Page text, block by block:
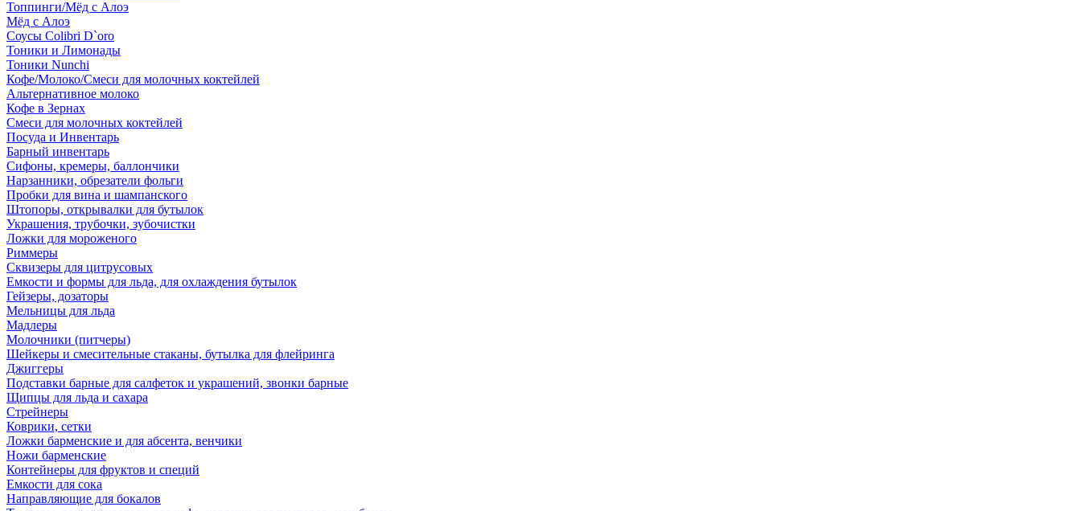
Топпинги/Мёд с Алоэ
Мёд с Алоэ
Соусы Colibri D`oro
Тоники и Лимонады
Тоники Nunchi
Кофе/Молоко/Смеси для молочных коктейлей
Альтернативное молоко
Кофе в Зернах
Смеси для молочных коктейлей
Посуда и Инвентарь
Барный инвентарь
Сифоны, кремеры, баллончики
Нарзанники, обрезатели фольги
Пробки для вина и шампанского
Штопоры, открывалки для бутылок
Украшения, трубочки, зубочистки
Ложки для мороженого
Риммеры
Сквизеры для цитрусовых
Емкости и формы для льда, для охлаждения бутылок
Гейзеры, дозаторы
Мельницы для льда
Мадлеры
Молочники (питчеры)
Шейкеры и смесительные стаканы, бутылка для флейринга
Джиггеры
Подставки барные для салфеток и украшений, звонки барные
Щипцы для льда и сахара
Стрейнеры
Коврики, сетки
Ложки барменские и для абсента, венчики
Ножи барменские
Контейнеры для фруктов и специй
Емкости для сока
Направляющие для бокалов